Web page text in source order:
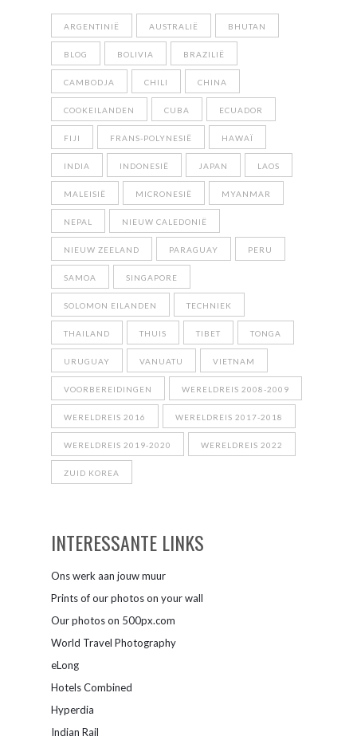
ARGENTINIË AUSTRALIË BHUTAN
BLOG BOLIVIA BRAZILIË
CAMBODJA CHILI CHINA
COOKEILANDEN CUBA ECUADOR
FIJI FRANS-POLYNESIË HAWAÏ
INDIA INDONESIË JAPAN LAOS
MALEISIË MICRONESIË MYANMAR
NEPAL NIEUW CALEDONIË
NIEUW ZEELAND PARAGUAY PERU
SAMOA SINGAPORE
SOLOMON EILANDEN TECHNIEK
THAILAND THUIS TIBET TONGA
URUGUAY VANUATU VIETNAM
VOORBEREIDINGEN WERELDREIS 2008-2009
WERELDREIS 2016 WERELDREIS 2017-2018
WERELDREIS 2019-2020 WERELDREIS 2022
ZUID KOREA
INTERESSANTE LINKS
Ons werk aan jouw muur
Prints of our photos on your wall
Our photos on 500px.com
World Travel Photography
eLong
Hotels Combined
Hyperdia
Indian Rail